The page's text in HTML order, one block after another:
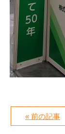
« 前の記事